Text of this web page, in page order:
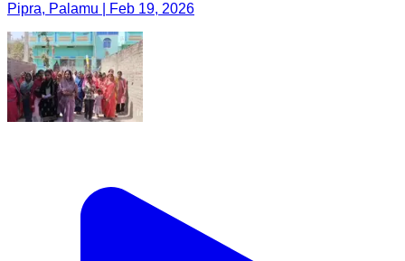
Pipra, Palamu | Feb 19, 2026